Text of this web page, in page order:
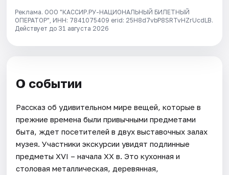
Реклама. ООО "КАССИР.РУ-НАЦИОНАЛЬНЫЙ БИЛЕТНЫЙ
ОПЕРАТОР", ИНН: 7841075409 erid: 25H8d7vbP8SRTvHZrUcdLB.
Действует до 31 августа 2026
О событии
Рассказ об удивительном мире вещей, которые в
прежние времена были привычными предметами
быта, ждет посетителей в двух выставочных залах
музея. Участники экскурсии увидят подлинные
предметы XVI – начала XX в. Это кухонная и
столовая металлическая, деревянная,